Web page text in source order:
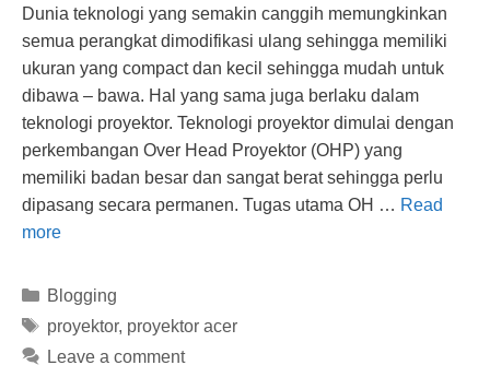
Dunia teknologi yang semakin canggih memungkinkan
semua perangkat dimodifikasi ulang sehingga memiliki
ukuran yang compact dan kecil sehingga mudah untuk
dibawa – bawa. Hal yang sama juga berlaku dalam
teknologi proyektor. Teknologi proyektor dimulai dengan
perkembangan Over Head Proyektor (OHP) yang
memiliki badan besar dan sangat berat sehingga perlu
dipasang secara permanen. Tugas utama OH … Read
more
Categories
Blogging
Tags
proyektor, proyektor acer
Leave a comment